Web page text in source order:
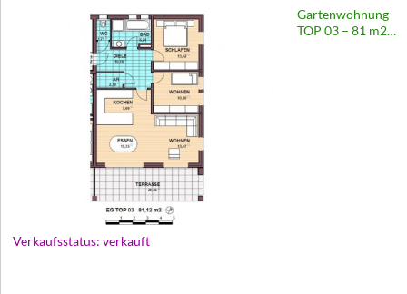
Gartenwohnung
TOP 03 – 81 m2 |
Verkaufsstatus: verkauft